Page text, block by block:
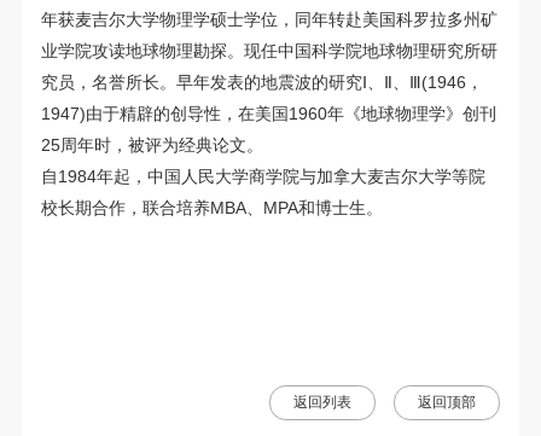
年获麦吉尔大学物理学硕士学位，同年转赴美国科罗拉多州矿
业学院攻读地球物理勘探。现任中国科学院地球物理研究所研
究员，名誉所长。早年发表的地震波的研究Ⅰ、Ⅱ、Ⅲ(1946，
1947)由于精辟的创导性，在美国1960年《地球物理学》创刊
25周年时，被评为经典论文。
自1984年起，中国人民大学商学院与加拿大麦吉尔大学等院
校长期合作，联合培养MBA、MPA和博士生。
返回顶部
返回列表